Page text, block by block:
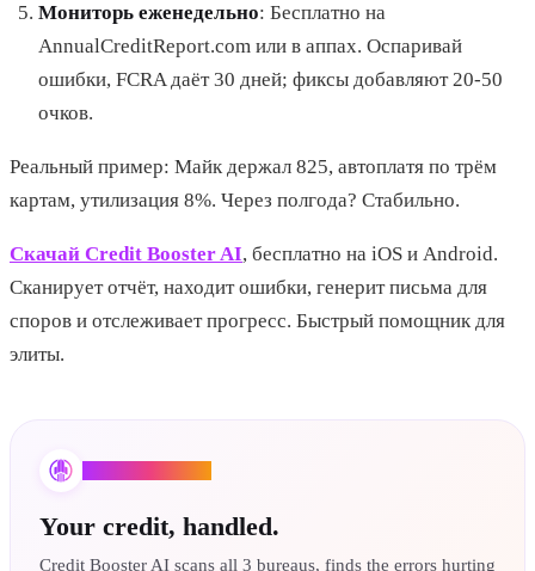
Мониторь еженедельно: Бесплатно на
AnnualCreditReport.com или в аппах. Оспаривай
ошибки, FCRA даёт 30 дней; фиксы добавляют 20-50
очков.
Реальный пример: Майк держал 825, автоплатя по трём
картам, утилизация 8%. Через полгода? Стабильно.
Скачай Credit Booster AI, бесплатно на iOS и Android.
Сканирует отчёт, находит ошибки, генерит письма для
споров и отслеживает прогресс. Быстрый помощник для
элиты.
Your credit, handled.
Credit Booster AI scans all 3 bureaus, finds the errors hurting